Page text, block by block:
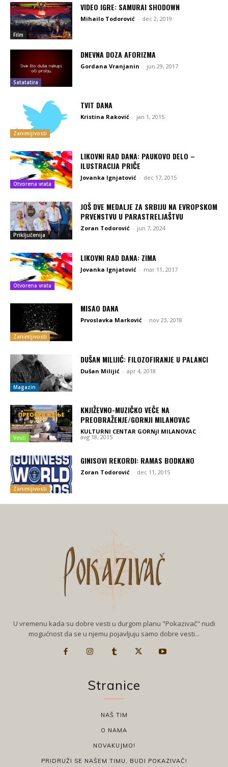
Film
VIDEO IGRE: SAMURAI SHODOWN
Mihailo Todorović - dec 2, 2019
Satatatira
DNEVNA DOZA AFORIZMA
Gordana Vranjanin - jun 29, 2017
Zanimljivosti
TVIT DANA
Kristina Raković - jan 1, 2015
Otvorena vrata
LIKOVNI RAD DANA: PAUKOVO DELO –
ILUSTRACIJA PRIČE
Jovanka Ignjatović - dec 17, 2015
Priključenija
JOŠ DVE MEDALJE ZA SRBIJU NA EVROPSKOM
PRVENSTVU U PARASTRELJAŠTVU
Zoran Todorović - jun 7, 2024
Otvorena vrata
LIKOVNI RAD DANA: ZIMA
Jovanka Ignjatović - mar 11, 2017
Zanimljivosti
MISAO DANA
Prvoslavka Marković - nov 23, 2018
Magazin
DUŠAN MILIJIĆ: FILOZOFIRANJE U PALANCI
Dušan Milijić - apr 4, 2018
Vesti
KNJIŽEVNO-MUZIČKO VEČE NA
PREOBRAŽENJE/GORNJI MILANOVAC
KULTURNI CENTAR GORNjI MILANOVAC -
avg 18, 2015
Zanimljivosti
GINISOVI REKORDI: RAMAS BODKANO
Zoran Todorović - dec 11, 2015
U vremenu kada su dobre vesti u durgom planu "Pokazivač" nudi
mogućnost da se u njemu pojavljuju samo dobre vesti...
Stranice
NAŠ TIM
O NAMA
NOVAKUJMO!
PRIDRUŽI SE NAŠEM TIMU, BUDI POKAZIVAČ!